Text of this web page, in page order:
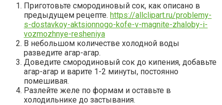
Приготовьте смородиновый сок, как описано в
предыдущем рецепте. https://allclipart.ru/problemy-
s-dostavkoy-aktsionnogo-kofe-v-magnite-zhaloby-i-
vozmozhnye-resheniya
В небольшом количестве холодной воды
разведите агар-агар.
Доведите смородиновый сок до кипения, добавьте
агар-агар и варите 1-2 минуты, постоянно
помешивая.
Разлейте желе по формам и оставьте в
холодильнике до застывания.